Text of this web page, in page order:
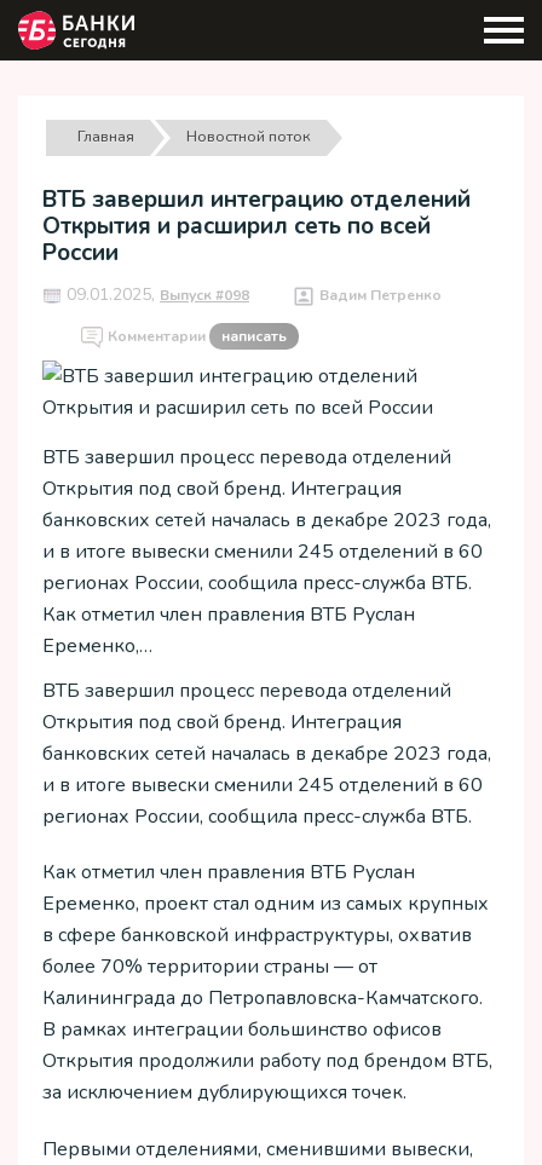
Главная Новостной поток
ВТБ завершил интеграцию отделений
Открытия и расширил сеть по всей
России
09.01.2025, Выпуск #098 Вадим Петренко
Комментарии написать
ВТБ завершил процесс перевода отделений
Открытия под свой бренд. Интеграция
банковских сетей началась в декабре 2023 года,
и в итоге вывески сменили 245 отделений в 60
регионах России, сообщила пресс-служба ВТБ.
Как отметил член правления ВТБ Руслан
Еременко,…
ВТБ завершил процесс перевода отделений
Открытия под свой бренд. Интеграция
банковских сетей началась в декабре 2023 года,
и в итоге вывески сменили 245 отделений в 60
регионах России, сообщила пресс-служба ВТБ.
Как отметил член правления ВТБ Руслан
Еременко, проект стал одним из самых крупных
в сфере банковской инфраструктуры, охватив
более 70% территории страны — от
Калининграда до Петропавловска-Камчатского.
В рамках интеграции большинство офисов
Открытия продолжили работу под брендом ВТБ,
за исключением дублирующихся точек.
Первыми отделениями, сменившими вывески,